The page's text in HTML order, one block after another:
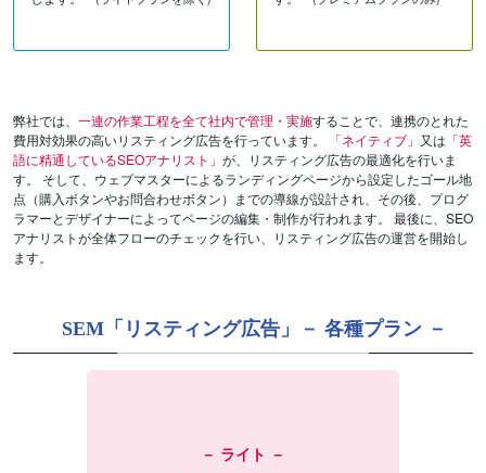
弊社では、 一連の作業工程を全て社内で管理・実施することで、連携のとれた
費用対効果の高いリスティング広告を行っています。
「ネイティブ」 又は 「英
語に精通しているSEOアナリスト」 が、リスティング広告の最適化を行いま
す。 そして、ウェブマスターによるランディングページから設定したゴール地
点（購入ボタンやお問合わせボタン）までの導線が設計され、その後、プログ
ラマーとデザイナーによってページの編集・制作が行われます。 最後に、SEO
アナリストが全体フローのチェックを行い、リスティング広告の運営を開始し
ます。
SEM「リスティング広告」－ 各種プラン －
－ ライト －